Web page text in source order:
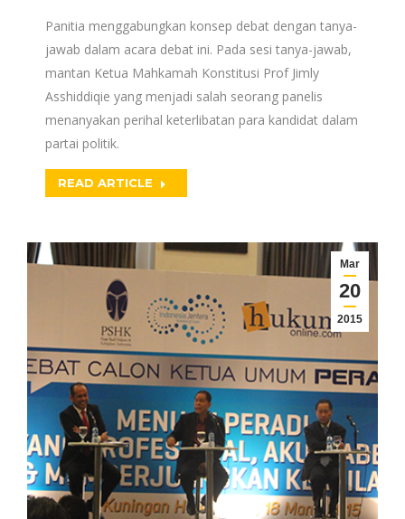
Panitia menggabungkan konsep debat dengan tanya-
jawab dalam acara debat ini. Pada sesi tanya-jawab,
mantan Ketua Mahkamah Konstitusi Prof Jimly
Asshiddiqie yang menjadi salah seorang panelis
menanyakan perihal keterlibatan para kandidat dalam
partai politik.
READ ARTICLE
Mar
20
2015